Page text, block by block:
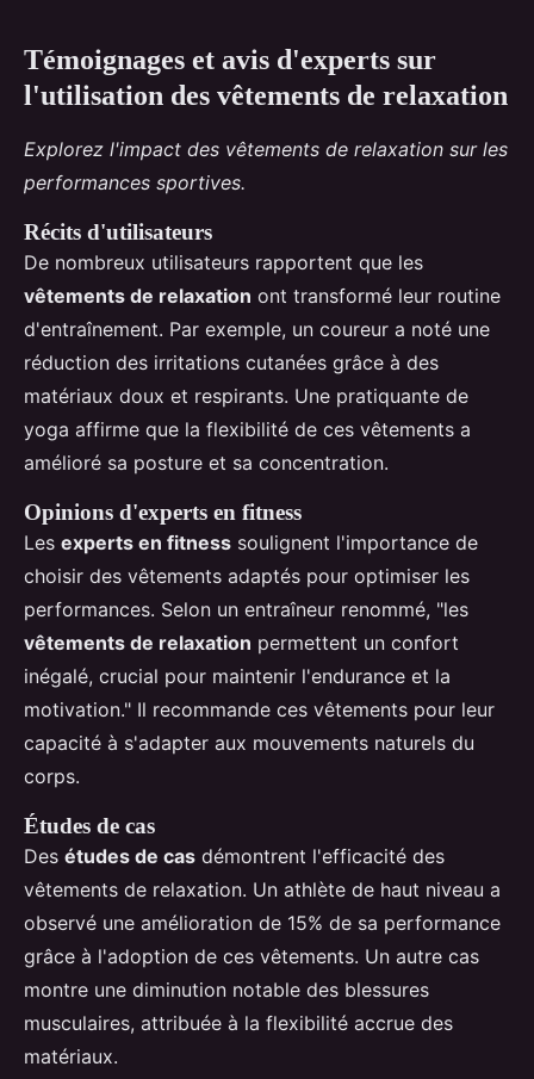
Témoignages et avis d'experts sur
l'utilisation des vêtements de relaxation
Explorez l'impact des vêtements de relaxation sur les
performances sportives.
Récits d'utilisateurs
De nombreux utilisateurs rapportent que les
vêtements de relaxation ont transformé leur routine
d'entraînement. Par exemple, un coureur a noté une
réduction des irritations cutanées grâce à des
matériaux doux et respirants. Une pratiquante de
yoga affirme que la flexibilité de ces vêtements a
amélioré sa posture et sa concentration.
Opinions d'experts en fitness
Les experts en fitness soulignent l'importance de
choisir des vêtements adaptés pour optimiser les
performances. Selon un entraîneur renommé, "les
vêtements de relaxation permettent un confort
inégalé, crucial pour maintenir l'endurance et la
motivation." Il recommande ces vêtements pour leur
capacité à s'adapter aux mouvements naturels du
corps.
Études de cas
Des études de cas démontrent l'efficacité des
vêtements de relaxation. Un athlète de haut niveau a
observé une amélioration de 15% de sa performance
grâce à l'adoption de ces vêtements. Un autre cas
montre une diminution notable des blessures
musculaires, attribuée à la flexibilité accrue des
matériaux.